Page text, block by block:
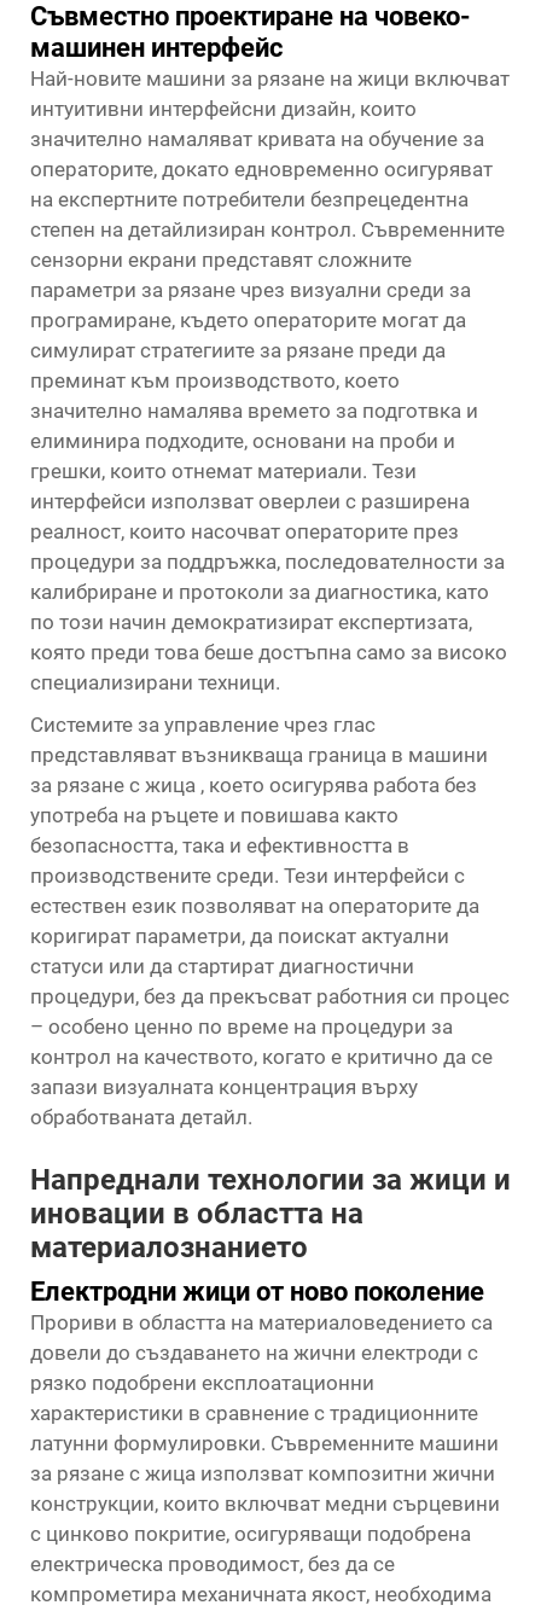
Съвместно проектиране на човеко-
машинен интерфейс
Най-новите машини за рязане на жици включват
интуитивни интерфейсни дизайн, които
значително намаляват кривата на обучение за
операторите, докато едновременно осигуряват
на експертните потребители безпрецедентна
степен на детайлизиран контрол. Съвременните
сензорни екрани представят сложните
параметри за рязане чрез визуални среди за
програмиране, където операторите могат да
симулират стратегиите за рязане преди да
преминат към производството, което
значително намалява времето за подготвка и
елиминира подходите, основани на проби и
грешки, които отнемат материали. Тези
интерфейси използват оверлеи с разширена
реалност, които насочват операторите през
процедури за поддръжка, последователности за
калибриране и протоколи за диагностика, като
по този начин демократизират експертизата,
която преди това беше достъпна само за високо
специализирани техници.
Системите за управление чрез глас
представляват възникваща граница в машини
за рязане с жица , което осигурява работа без
употреба на ръцете и повишава както
безопасността, така и ефективността в
производствените среди. Тези интерфейси с
естествен език позволяват на операторите да
коригират параметри, да поискат актуални
статуси или да стартират диагностични
процедури, без да прекъсват работния си процес
– особено ценно по време на процедури за
контрол на качеството, когато е критично да се
запази визуалната концентрация върху
обработваната детайл.
Напреднали технологии за жици и
иновации в областта на
материалознанието
Електродни жици от ново поколение
Прориви в областта на материаловедението са
довели до създаването на жични електроди с
рязко подобрени експлоатационни
характеристики в сравнение с традиционните
латунни формулировки. Съвременните машини
за рязане с жица използват композитни жични
конструкции, които включват медни сърцевини
с цинково покритие, осигуряващи подобрена
електрическа проводимост, без да се
компрометира механичната якост, необходима